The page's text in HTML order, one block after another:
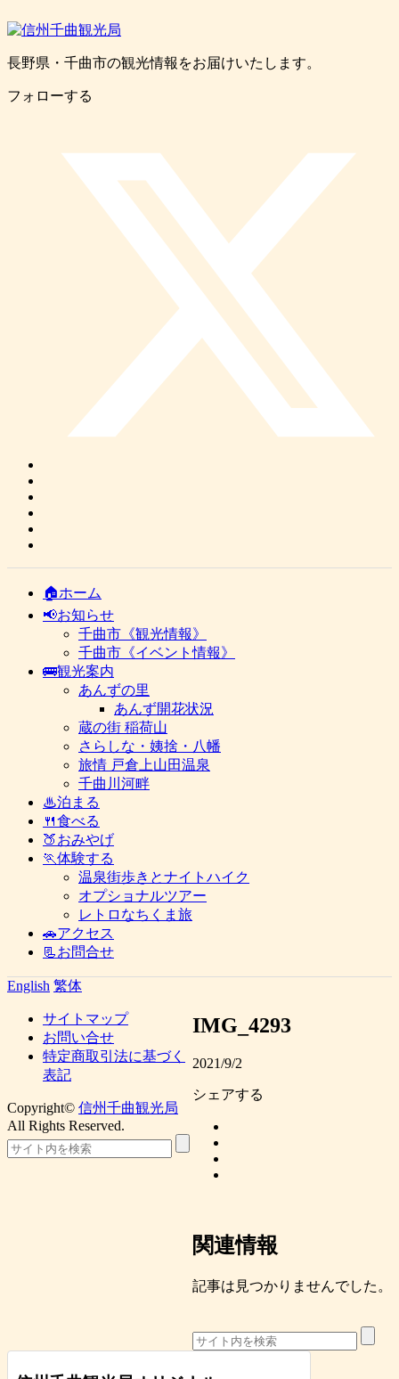
長野県・千曲市の観光情報をお届けいたします。
フォローする
🏠ホーム
📢お知らせ
千曲市《観光情報》
千曲市《イベント情報》
🚌観光案内
あんずの里
あんず開花状況
蔵の街 稲荷山
さらしな・姨捨・八幡
旅情 戸倉上山田温泉
千曲川河畔
♨泊まる
🍴食べる
🍑おみやげ
🏃体験する
温泉街歩きとナイトハイク
オプショナルツアー
レトロなちくま旅
🚗アクセス
📃お問合せ
English 繁体
IMG_4293
2021/9/2
シェアする
関連情報
記事は見つかりませんでした。
サイトマップ
お問い合せ
特定商取引法に基づく
表記
Copyright© 信州千曲観光局
All Rights Reserved.